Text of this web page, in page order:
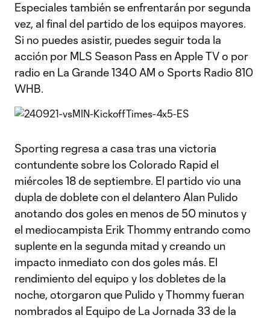
Especiales también se enfrentarán por segunda
vez, al final del partido de los equipos mayores.
Si no puedes asistir, puedes seguir toda la
acción por MLS Season Pass en Apple TV o por
radio en La Grande 1340 AM o Sports Radio 810
WHB.
Sporting regresa a casa tras una victoria
contundente sobre los Colorado Rapid el
miércoles 18 de septiembre. El partido vio una
dupla de doblete con el delantero Alan Pulido
anotando dos goles en menos de 50 minutos y
el mediocampista Erik Thommy entrando como
suplente en la segunda mitad y creando un
impacto inmediato con dos goles más. El
rendimiento del equipo y los dobletes de la
noche, otorgaron que Pulido y Thommy fueran
nombrados al Equipo de La Jornada 33 de la